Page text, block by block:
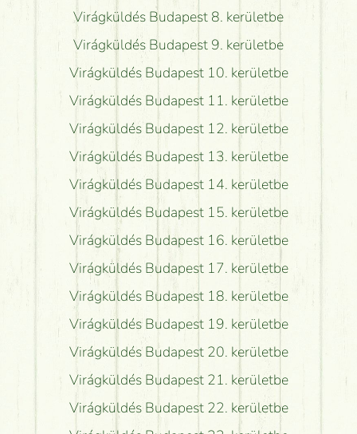
Virágküldés Budapest 8. kerületbe
Virágküldés Budapest 9. kerületbe
Virágküldés Budapest 10. kerületbe
Virágküldés Budapest 11. kerületbe
Virágküldés Budapest 12. kerületbe
Virágküldés Budapest 13. kerületbe
Virágküldés Budapest 14. kerületbe
Virágküldés Budapest 15. kerületbe
Virágküldés Budapest 16. kerületbe
Virágküldés Budapest 17. kerületbe
Virágküldés Budapest 18. kerületbe
Virágküldés Budapest 19. kerületbe
Virágküldés Budapest 20. kerületbe
Virágküldés Budapest 21. kerületbe
Virágküldés Budapest 22. kerületbe